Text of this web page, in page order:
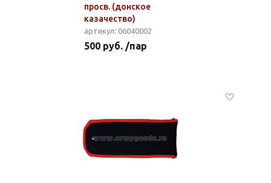
просв. (донское
казачество)
артикул: 06040002
500 руб. /пар